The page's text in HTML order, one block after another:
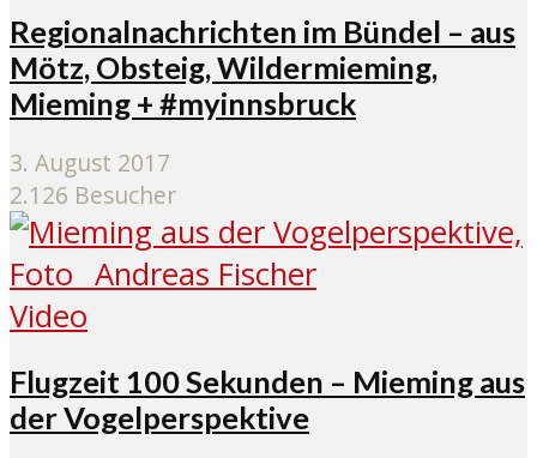
Regionalnachrichten im Bündel – aus
Mötz, Obsteig, Wildermieming,
Mieming + #myinnsbruck
3. August 2017
2.126 Besucher
Video
Flugzeit 100 Sekunden – Mieming aus
der Vogelperspektive